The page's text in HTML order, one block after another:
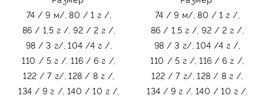
червени панделки на
74 / 9 м/, 80 / 1 г /,
86 / 1,5 г /, 92 / 2 г /,
98 / 3 г/, 104 /4 г /,
110 / 5 г /, 116 / 6 г /,
122 / 7 г/, 128 / 8 г /,
134 / 9 г /, 140 / 10 г /,
бели точки
74 / 9 м/, 80 / 1 г /,
86 / 1,5 г /, 92 / 2 г /,
98 / 3 г/, 104 /4 г /,
110 / 5 г /, 116 / 6 г /,
122 / 7 г/, 128 / 8 г /,
134 / 9 г /, 140 / 10 г /,